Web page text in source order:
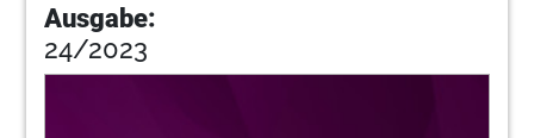
Ausgabe:
24/2023